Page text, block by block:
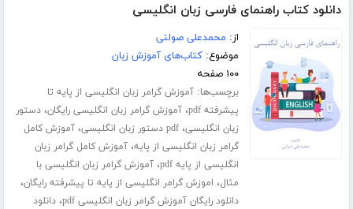
دانلود کتاب راهنمای فارسی زبان انگلیسی
از: محمدعلی صولتی
موضوع:کتاب‌های آموزش زبان
۱۰۰ صفحه
برچسب‌ها:آموزش گرامر زبان انگلیسی از پایه تا
پیشرفته pdf
،آموزش گرامر زبان انگلیسی رایگان،دستور
زبان انگلیسی،pdf دستور زبان انگلیسی ،آموزش کامل
گرامر زبان انگلیسی از پایه،آموزش کامل گرامر زبان
انگلیسی از پایه pdf
،آموزش گرامر زبان انگلیسی با
مثال، اموزش گرامر انگلیسی از پایه تا پیشرفته رایگان،
دانلود رایگان آموزش گرامر زبان انگلیسی pdf ،دانلود